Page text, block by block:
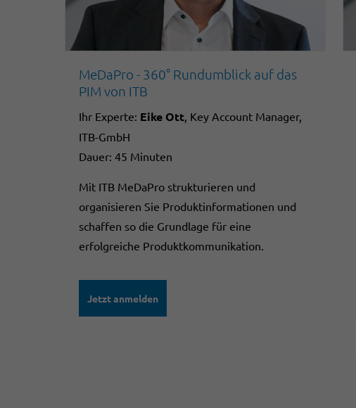
MeDaPro - 360° Rundumblick auf das
PIM von ITB
Ihr Experte: Eike Ott, Key Account Manager,
ITB-GmbH
Dauer: 45 Minuten
Mit ITB MeDaPro strukturieren und
organisieren Sie Produktinformationen und
schaffen so die Grundlage für eine
erfolgreiche Produktkommunikation.
Jetzt anmelden